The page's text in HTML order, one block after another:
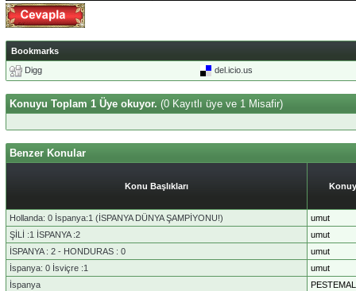
Bookmarks
Digg
del.icio.us
Konuyu Toplam 1 Üye okuyor. (0 Kayıtlı üye ve 1 Misafir)
Benzer Konular
Konu Başlıkları
Hollanda: 0 İspanya:1 (İSPANYA DÜNYA ŞAMPİYONU!)
umut
ŞİLİ :1 İSPANYA :2
umut
İSPANYA : 2 - HONDURAS : 0
umut
İspanya: 0 İsviçre :1
umut
İspanya
PESTEMAL